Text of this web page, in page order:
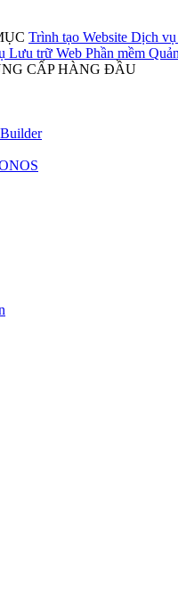
Trình tạo Website Dịch
Lưu trữ Web Phần mềm
CẤP HÀNG ĐẦU